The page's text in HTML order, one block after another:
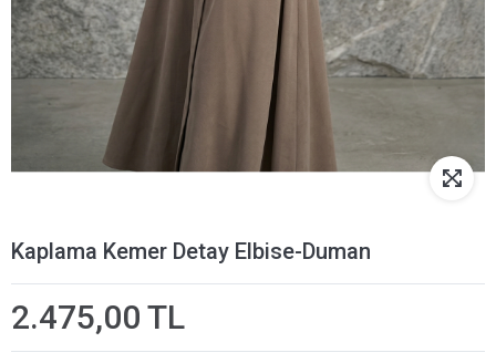
Kaplama Kemer Detay Elbise-Duman
2.475,00 TL